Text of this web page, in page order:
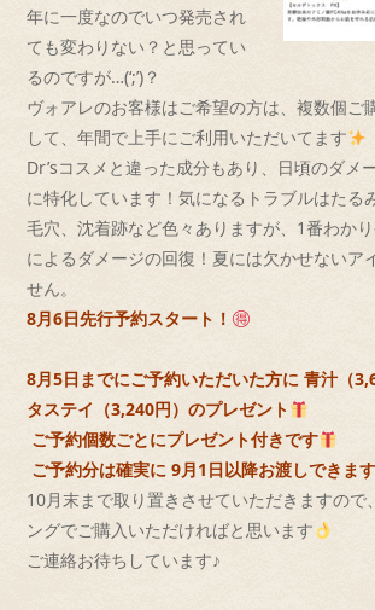
年に一度なのでいつ発売され
ても変わりない？ と思ってい
るのですが…(‘;’)？
ヴォアレのお客様はご希望の方は、 複数個ご
して、 年間で上手にご利用いただいてます
Dr’sコスメと違った成分もあり、
日頃のダメ
に特化しています！ 気になるトラブルはたる
毛穴、 沈着跡など色々ありますが、 1番わか
によるダメージの回復！ 夏には欠かせないア
せん。
8月6日先行予約スタート！
8月5日までにご予約いただいた方に 青汁（
タステイ（3,240円） のプレゼント
ご予約個数ごとにプレゼント付きです
ご予約分は確実に 9月1日以降お渡しできます
10月末まで取り置きさせていただきますので、
ングでご購入いただければと思います
ご連絡お待ちしています♪